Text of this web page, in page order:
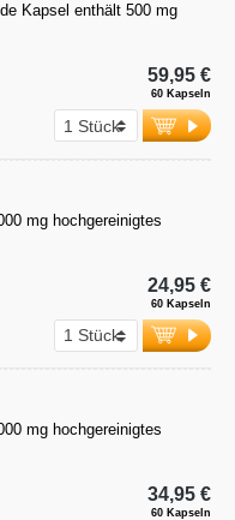
Kapsel enthält 500 mg
60 Kapseln
59,95 €
mg hochgereinigtes
60 Kapseln
24,95 €
mg hochgereinigtes
60 Kapseln
34,95 €